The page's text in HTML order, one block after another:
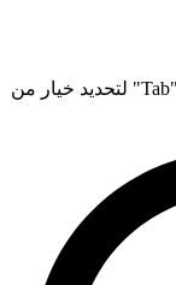
ابدأ الكتابة في مربع البحث، ثم استخدِم مفتاح "Tab" لتحديد خيار من